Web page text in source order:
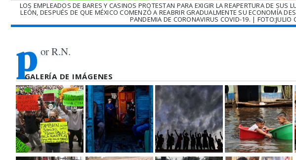
LOS EMPLEADOS DE BARES Y CASINOS PROTESTAN PARA EXIGIR LA REAPERTURA DE SUS
LEÓN, DESPUÉS DE QUE MÉXICO COMENZÓ A REABRIR GRADUALMENTE SU ECONOMÍA
PANDEMIA DE CORONAVIRUS COVID-19. | FOTO:JULIO
p or R.N.
GALERÍA DE IMÁGENES